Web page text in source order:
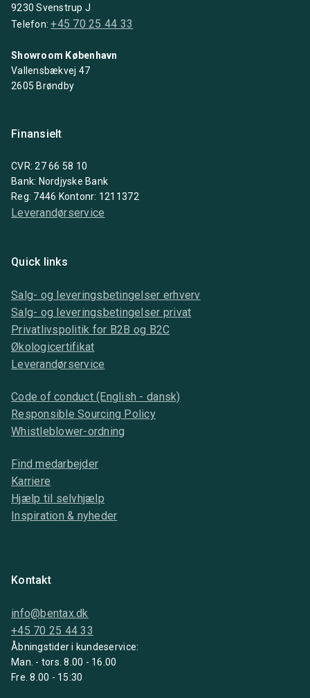
9230 Svenstrup J
Telefon:+45 70 25 44 33
Showroom København
Vallensbækvej 47
2605 Brøndby
Finansielt
CVR: 27 66 58 10
Bank: Nordjyske Bank
Reg: 7446 Kontonr: 1211372
Leverandørservice
Quick links
Salg- og leveringsbetingelser erhverv
Salg- og leveringsbetingelser privat
Privatlivspolitik for B2B og B2C
Økologicertifikat
Leverandørservice
Code of conduct (English - dansk)
Responsible Sourcing Policy
Whistleblower-ordning
Find medarbejder
Karriere
Hjælp til selvhjælp
Inspiration & nyheder
Kontakt
info@bentax.dk
+45 70 25 44 33
Åbningstider i kundeservice:
Man. - tors. 8.00 - 16.00
Fre. 8.00 - 15:30